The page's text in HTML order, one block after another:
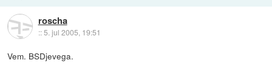
roscha
::5. jul 2005, 19:51
Vem. BSDjevega.